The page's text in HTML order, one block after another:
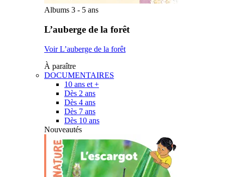
Albums 3 - 5 ans
L’auberge de la forêt
Voir L’auberge de la forêt
À paraître
DOCUMENTAIRES
10 ans et +
Dès 2 ans
Dès 4 ans
Dès 7 ans
Dès 10 ans
Nouveautés